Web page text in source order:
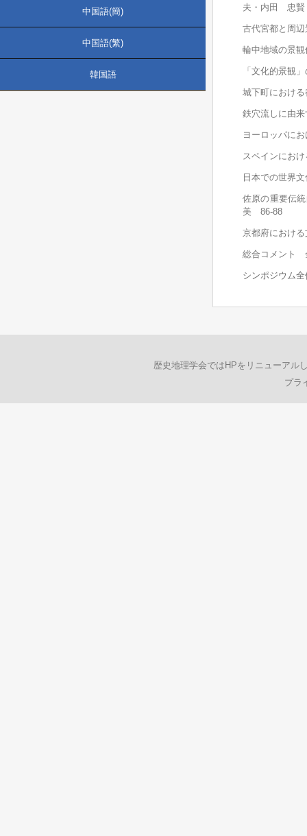
夫・内田 忠
古代宮都と周
輪中地域の景
「文化的景観
城下町におけ
鉄穴流しに由
ヨーロッパに
スペインにお
日本での世界
佐原の重要伝
美 86-88
京都府におけ
総合コメント
シンポジウム
中国語(簡)
中国語(繁)
韓国語
歴史地理学会ではHPをリニューアル
プラ